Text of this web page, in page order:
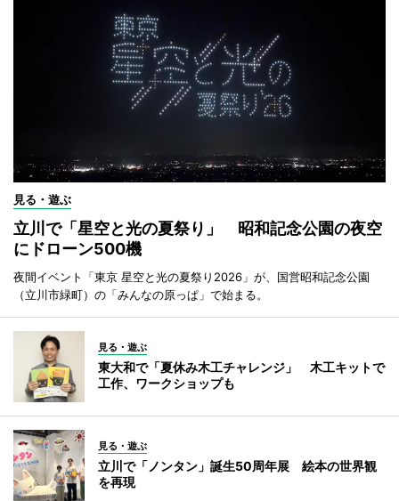
見る・遊ぶ
立川で「星空と光の夏祭り」 昭和記念公園の夜空
にドローン500機
夜間イベント「東京 星空と光の夏祭り2026」が、国営昭和記念公園
（立川市緑町）の「みんなの原っぱ」で始まる。
見る・遊ぶ
東大和で「夏休み木工チャレンジ」 木工キットで
工作、ワークショップも
見る・遊ぶ
立川で「ノンタン」誕生50周年展 絵本の世界観
を再現